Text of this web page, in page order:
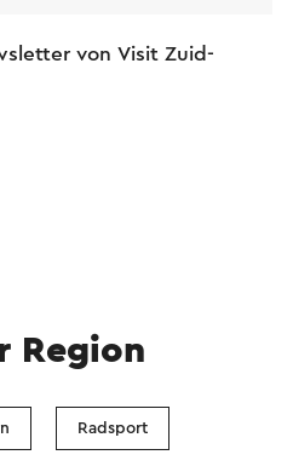
von Visit Zuid-
Region
Radsport